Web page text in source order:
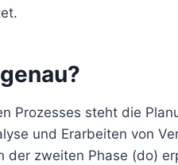
Prozesses steht die
und Erarbeiten von
der zweiten Phase (do)